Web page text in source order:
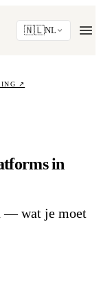
🇳🇱NL
↗
in
— wat je moet